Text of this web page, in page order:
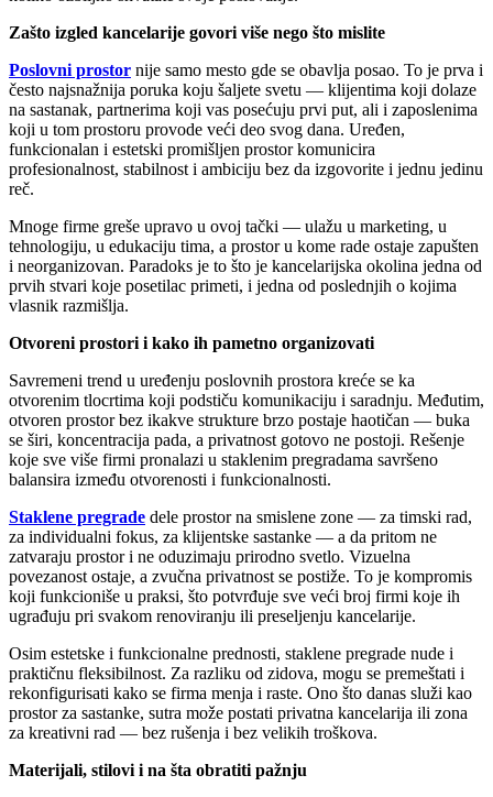
Zašto izgled kancelarije govori više nego što mislite
Poslovni prostor nije samo mesto gde se obavlja posao. To je prva i
često najsnažnija poruka koju šaljete svetu — klijentima koji dolaze
na sastanak, partnerima koji vas posećuju prvi put, ali i zaposlenima
koji u tom prostoru provode veći deo svog dana. Uređen,
funkcionalan i estetski promišljen prostor komunicira
profesionalnost, stabilnost i ambiciju bez da izgovorite i jednu jedinu
reč.
Mnoge firme greše upravo u ovoj tački — ulažu u marketing, u
tehnologiju, u edukaciju tima, a prostor u kome rade ostaje zapušten
i neorganizovan. Paradoks je to što je kancelarijska okolina jedna od
prvih stvari koje posetilac primeti, i jedna od poslednjih o kojima
vlasnik razmišlja.
Otvoreni prostori i kako ih pametno organizovati
Savremeni trend u uređenju poslovnih prostora kreće se ka
otvorenim tlocrtima koji podstiču komunikaciju i saradnju. Međutim,
otvoren prostor bez ikakve strukture brzo postaje haotičan — buka
se širi, koncentracija pada, a privatnost gotovo ne postoji. Rešenje
koje sve više firmi pronalazi u staklenim pregradama savršeno
balansira između otvorenosti i funkcionalnosti.
Staklene pregrade dele prostor na smislene zone — za timski rad,
za individualni fokus, za klijentske sastanke — a da pritom ne
zatvaraju prostor i ne oduzimaju prirodno svetlo. Vizuelna
povezanost ostaje, a zvučna privatnost se postiže. To je kompromis
koji funkcioniše u praksi, što potvrđuje sve veći broj firmi koje ih
ugrađuju pri svakom renoviranju ili preseljenju kancelarije.
Osim estetske i funkcionalne prednosti, staklene pregrade nude i
praktičnu fleksibilnost. Za razliku od zidova, mogu se premeštati i
rekonfigurisati kako se firma menja i raste. Ono što danas služi kao
prostor za sastanke, sutra može postati privatna kancelarija ili zona
za kreativni rad — bez rušenja i bez velikih troškova.
Materijali, stilovi i na šta obratiti pažnju